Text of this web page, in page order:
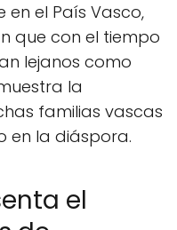
el País Vasco,
que con el tiempo
lejanos como
la
familias vascas
en la diáspora.
el